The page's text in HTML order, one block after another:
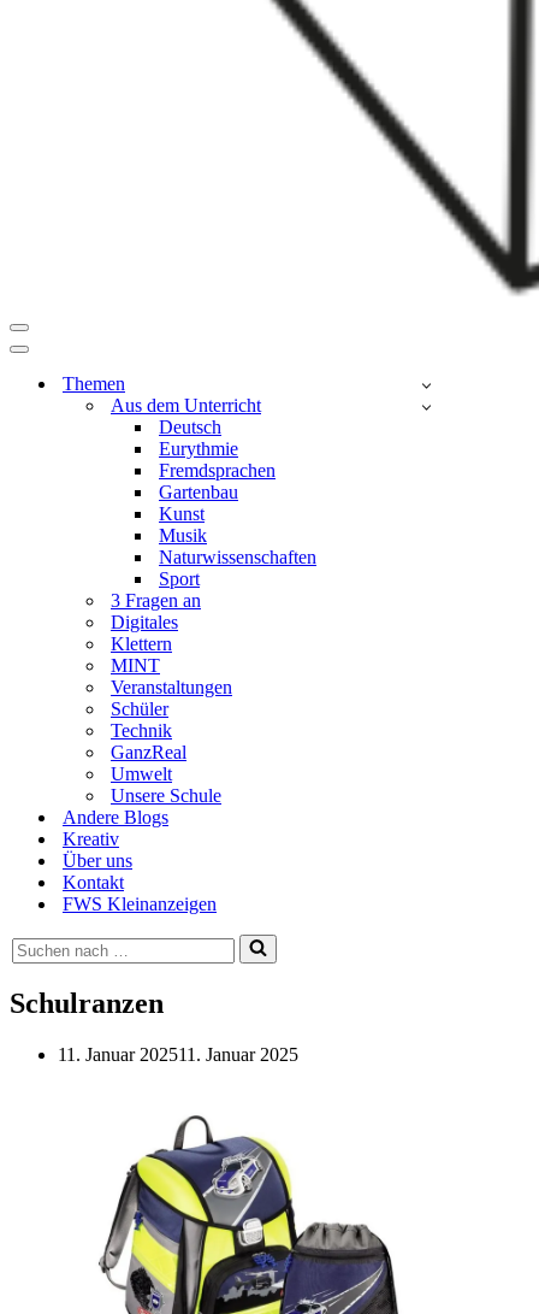
Navigationsmenü
Navigationsmenü
Themen
Aus dem Unterricht
Deutsch
Eurythmie
Fremdsprachen
Gartenbau
Kunst
Musik
Naturwissenschaften
Sport
3 Fragen an
Digitales
Klettern
MINT
Veranstaltungen
Schüler
Technik
GanzReal
Umwelt
Unsere Schule
Andere Blogs
Kreativ
Über uns
Kontakt
FWS Kleinanzeigen
Suchen
nach …
Schulranzen
11. Januar 202511. Januar 2025